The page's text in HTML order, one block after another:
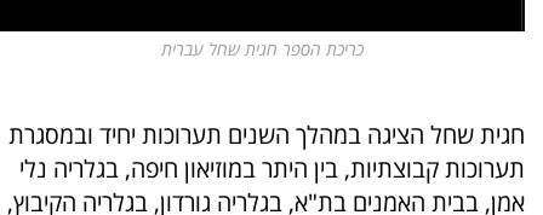
כריכת הספר חגית שחל עברית
חגית שחל הציגה במהלך השנים תערוכות יחיד ובמסגרת
תערוכות קבוצתיות, בין היתר במוזיאון חיפה, בגלריה נלי
אמן, בבית האמנים בת"א, בגלריה גורדון, בגלריה הקיבוץ,